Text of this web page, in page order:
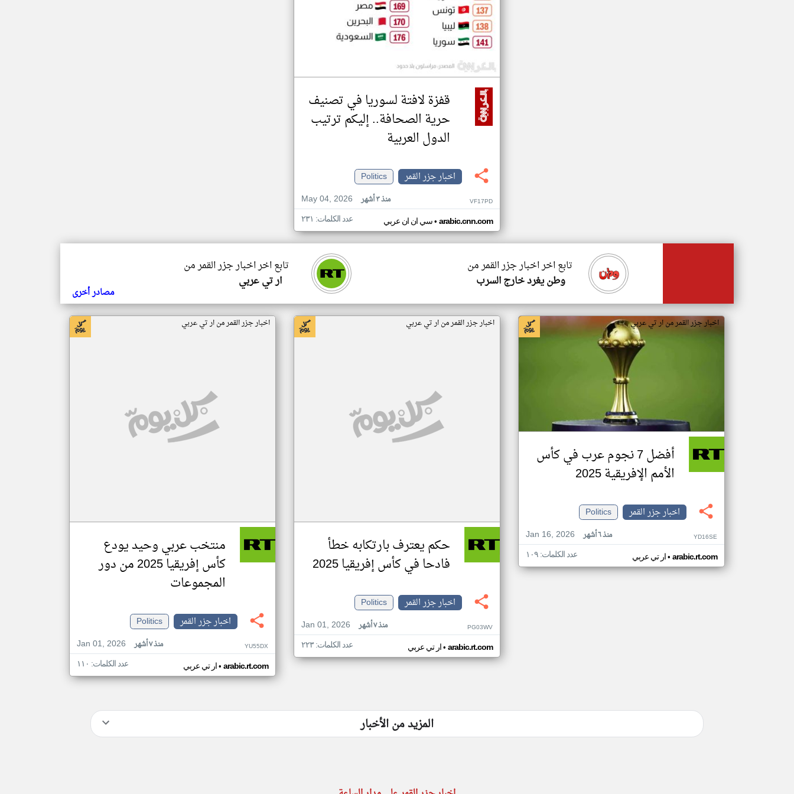
قفزة لافتة لسوريا في تصنيف
حرية الصحافة.. إليكم ترتيب
الدول العربية
اخبار جزر القمر
Politics
May 04, 2026
منذ ٣ أشهر VF17PD
سي ان ان عربي• arabic.cnn.com عدد الكلمات: ٢٣١
تابع اخر اخبار جزر القمر من
ار تي عربي
تابع اخر اخبار جزر القمر من
وطن يغرد خارج السرب
مصادر أخرى
اخبار جزر القمر من ار تي عربي
أفضل 7 نجوم عرب في كأس
الأمم الإفريقية 2025
اخبار جزر القمر
Politics
Jan 16, 2026
منذ ٦ أشهر YD16SE
ار تي عربي• arabic.rt.com عدد الكلمات: ١٠٩
اخبار جزر القمر من ار تي عربي
حكم يعترف بارتكابه خطأ
فادحا في كأس إفريقيا 2025
اخبار جزر القمر
Politics
Jan 01, 2026
منذ ٧ أشهر PG03WV
ار تي عربي• arabic.rt.com عدد الكلمات: ٢٢٣
اخبار جزر القمر من ار تي عربي
منتخب عربي وحيد يودع
كأس إفريقيا 2025 من دور
المجموعات
اخبار جزر القمر
Politics
Jan 01, 2026
منذ ٧ أشهر YU55DX
ار تي عربي• arabic.rt.com عدد الكلمات: ١١٠
المزيد من الأخبار